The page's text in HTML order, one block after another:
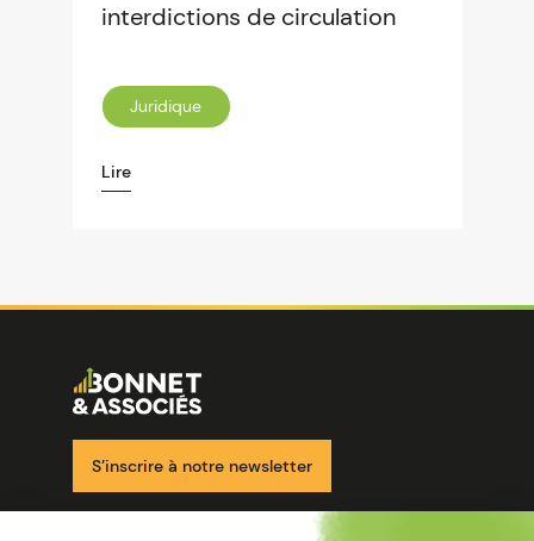
interdictions de circulation
Juridique
Lire
Image
S’inscrire à notre newsletter